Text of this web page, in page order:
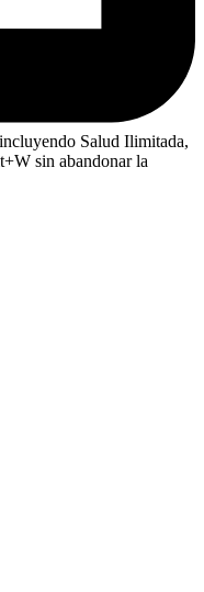
Salud Ilimitada,
sin abandonar la